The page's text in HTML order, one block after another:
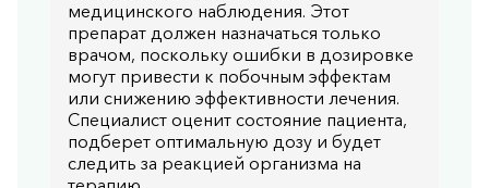
медицинского наблюдения. Этот
препарат должен назначаться только
врачом, поскольку ошибки в дозировке
могут привести к побочным эффектам
или снижению эффективности лечения.
Специалист оценит состояние пациента,
подберет оптимальную дозу и будет
следить за реакцией организма на